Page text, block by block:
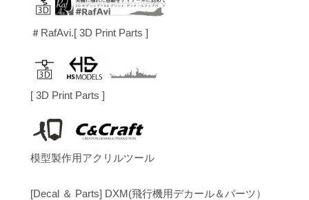
＃RafAvi.[ 3D Print Parts ]
[ 3D Print Parts ]
模型製作用アクリルツール
[Decal ＆ Parts] DXM(飛行機用デカール＆パーツ）